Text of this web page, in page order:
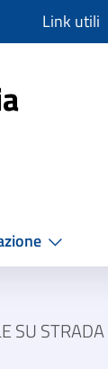
Link utili
SU